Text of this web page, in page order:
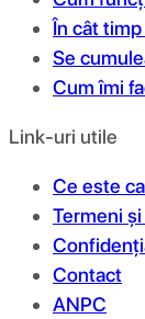
În cât
Se
Cum îmi
Link-uri utile
Ce este
Termeni
Contact
ANPC